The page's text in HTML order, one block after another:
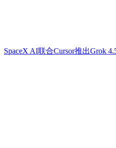
SpaceX AI联合Cursor推出Grok